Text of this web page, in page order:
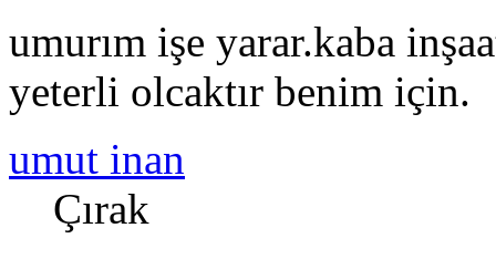
umurım işe yarar.kaba
yeterli olcaktır benim için.
umut inan
Çırak